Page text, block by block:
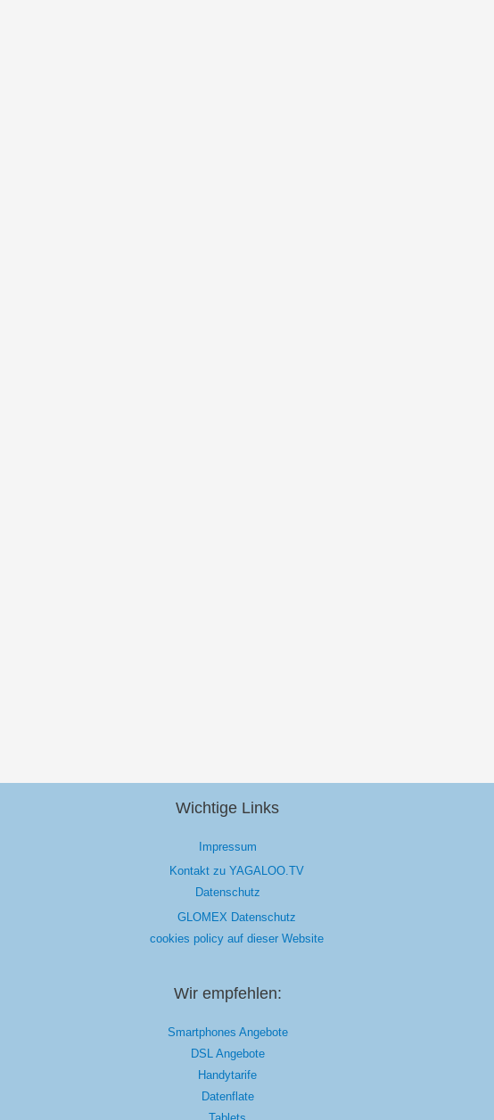
Wichtige Links
Impressum
Kontakt zu YAGALOO.TV
Datenschutz
GLOMEX Datenschutz
cookies policy auf dieser Website
Wir empfehlen:
Smartphones Angebote
DSL Angebote
Handytarife
Datenflate